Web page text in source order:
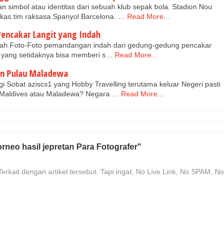
simbol atau identitas dari sebuah klub sepak bola. Stadion Nou
tim raksasa Spanyol Barcelona. …
Read More...
Langit yang Indah
Foto-Foto pemandangan indah dari gedung-gedung pencakar
setidaknya bisa memberi s… Read More...
Pulau Maladewa
Sobat aziscs1 yang Hobby Travelling terutama keluar Negeri pasti
atau Maladewa? Negara …
Read More...
hasil jepretan Para Fotografer"
dengan artikel tersebut. Tapi ingat, No Live Link, No SPAM, No